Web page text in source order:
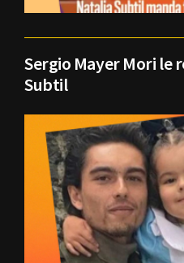
Sergio Mayer Mori le
Subtil